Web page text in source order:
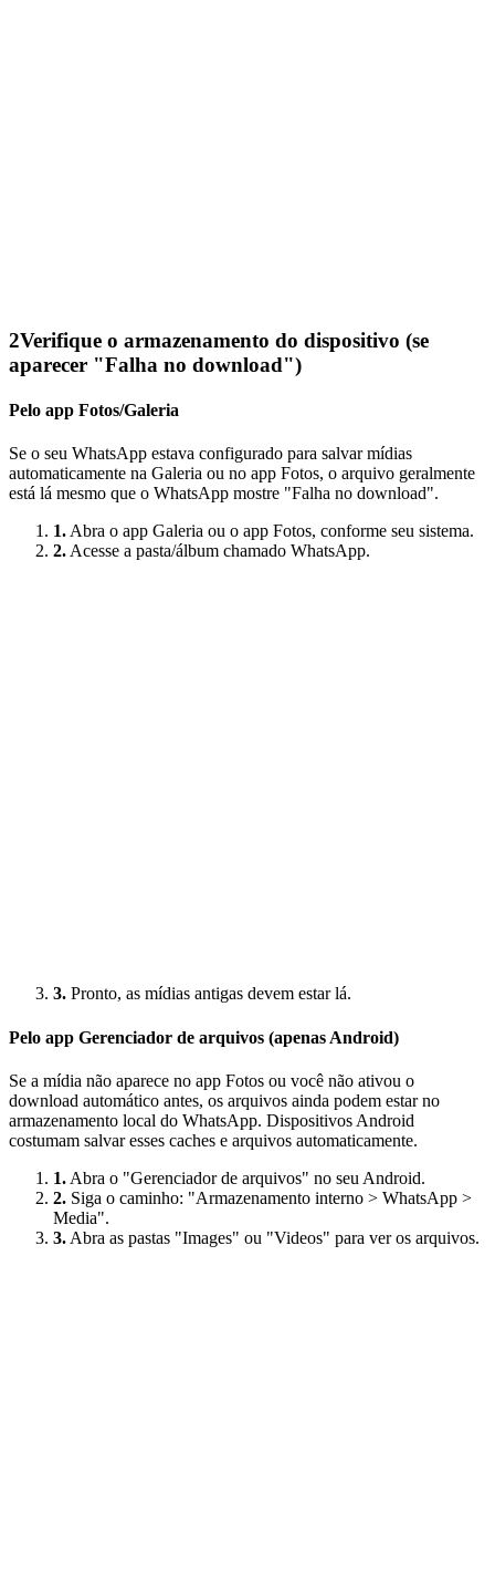
2Verifique o armazenamento do dispositivo (se
aparecer "Falha no download")
Pelo app Fotos/Galeria
Se o seu WhatsApp estava configurado para salvar mídias
automaticamente na Galeria ou no app Fotos, o arquivo geralmente
está lá mesmo que o WhatsApp mostre "Falha no download".
1. Abra o app Galeria ou o app Fotos, conforme seu sistema.
2. Acesse a pasta/álbum chamado WhatsApp.
3. Pronto, as mídias antigas devem estar lá.
Pelo app Gerenciador de arquivos (apenas Android)
Se a mídia não aparece no app Fotos ou você não ativou o
download automático antes, os arquivos ainda podem estar no
armazenamento local do WhatsApp. Dispositivos Android
costumam salvar esses caches e arquivos automaticamente.
1. Abra o "Gerenciador de arquivos" no seu Android.
2. Siga o caminho: "Armazenamento interno > WhatsApp >
Media".
3. Abra as pastas "Images" ou "Videos" para ver os arquivos.